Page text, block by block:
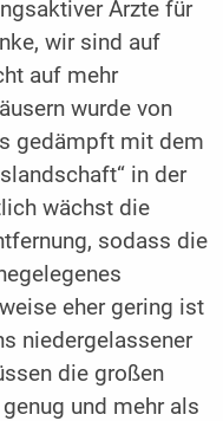
Ärzte für
wir sind auf
auf mehr
wurde von
gedämpft mit dem
in der
wächst die
sodass die
eher gering ist
niedergelassener
die großen
und mehr als